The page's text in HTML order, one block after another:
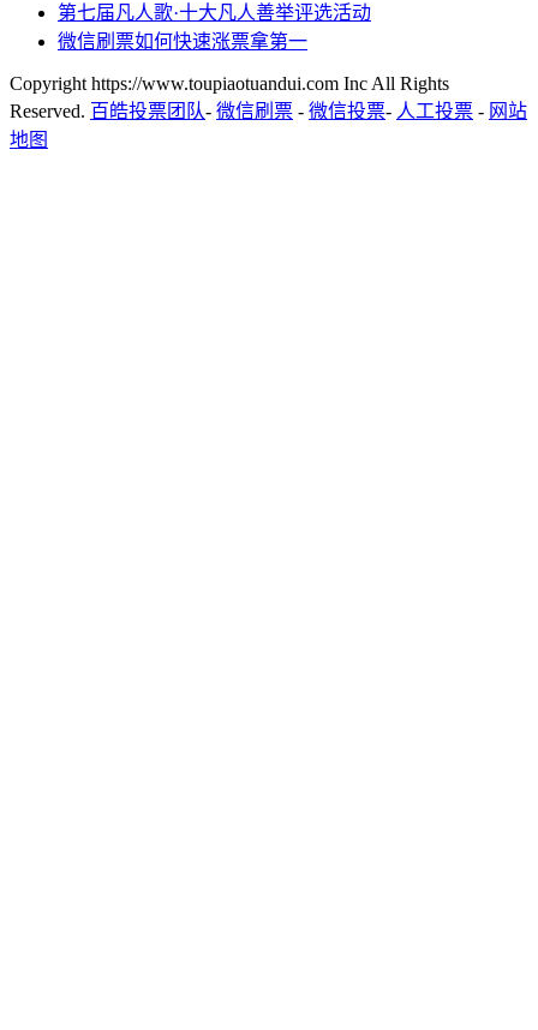
第七届凡人歌·十大凡人善举评选活动
微信刷票如何快速涨票拿第一
Copyright https://www.toupiaotuandui.com Inc All Rights
Reserved. 百皓投票团队- 微信刷票 - 微信投票- 人工投票 - 网站
地图